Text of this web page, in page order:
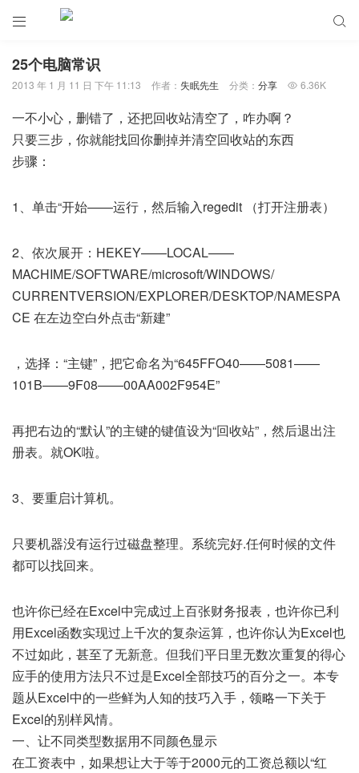
 
25个电脑常识
2013 年 1 月 11 日 下午 11:13 作者： 失眠先生 分类： 分享  6.36K
一不小心，删错了，还把回收站清空了，咋办啊？
只要三步，你就能找回你删掉并清空回收站的东西
步骤：
1、单击“开始——运行，然后输入regedit （打开注册表）
2、依次展开：HEKEY——LOCAL——
MACHIME/SOFTWARE/microsoft/WINDOWS/
CURRENTVERSION/EXPLORER/DESKTOP/NAMESPA
CE 在左边空白外点击“新建”
，选择：“主键”，把它命名为“645FFO40——5081——
101B——9F08——00AA002F954E”
再把右边的“默认”的主键的键值设为“回收站”，然后退出注
册表。就OK啦。
3、要重启计算机。
只要机器没有运行过磁盘整理。系统完好.任何时候的文件
都可以找回来。
也许你已经在Excel中完成过上百张财务报表，也许你已利
用Excel函数实现过上千次的复杂运算，也许你认为Excel也
不过如此，甚至了无新意。但我们平日里无数次重复的得心
应手的使用方法只不过是Excel全部技巧的百分之一。本专
题从Excel中的一些鲜为人知的技巧入手，领略一下关于
Excel的别样风情。
一、让不同类型数据用不同颜色显示
在工资表中，如果想让大于等于2000元的工资总额以“红